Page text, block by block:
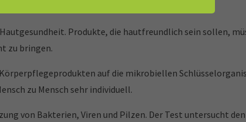
Produkte, die hautfreundlich sein sollen,
zu bringen.
auf die mikrobiellen
zu Mensch sehr individuell.
von Bakterien, Viren und Pilzen. Der Test untersucht